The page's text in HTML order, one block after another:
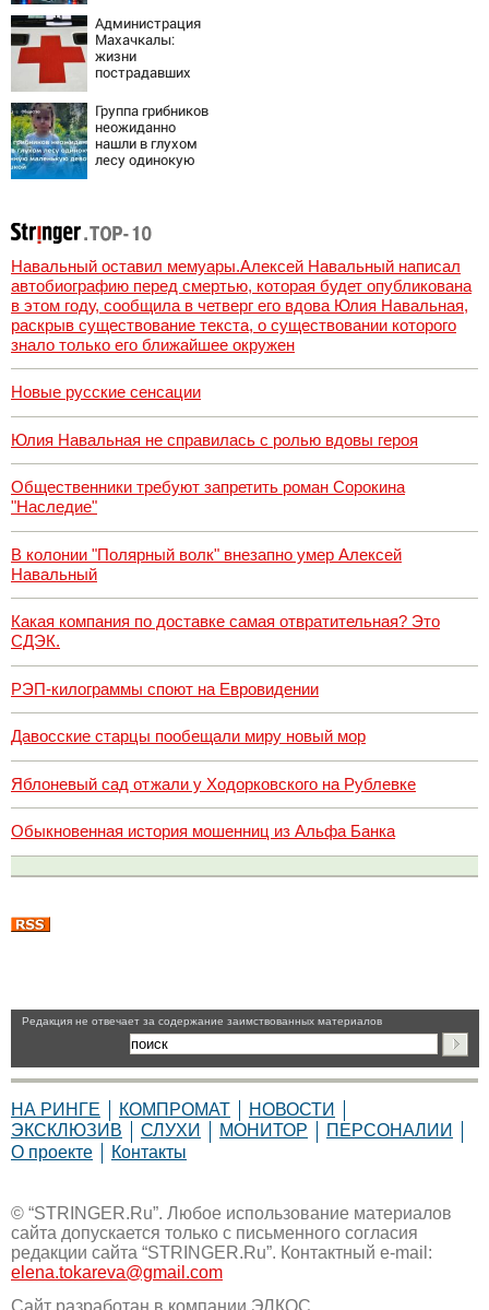
Администрация
Махачкалы:
жизни
пострадавших
лифта ничто не
угрожает
Группа грибников
неожиданно
нашли в глухом
лесу одинокую
игрушкой
Навальный оставил мемуары.Алексей Навальный написал
автобиографию перед смертью, которая будет опубликована
в этом году, сообщила в четверг его вдова Юлия Навальная,
раскрыв существование текста, о существовании которого
знало только его ближайшее окружен
Новые русские сенсации
Юлия Навальная не справилась с ролью вдовы героя
Общественники требуют запретить роман Сорокина
"Наследие"
В колонии "Полярный волк" внезапно умер Алексей
Навальный
Какая компания по доставке самая отвратительная? Это
СДЭК.
РЭП-килограммы споют на Евровидении
Давосские старцы пообещали миру новый мор
Яблоневый сад отжали у Ходорковского на Рублевке
Обыкновенная история мошенниц из Альфа Банка
Pедакция не отвечает за содержание заимствованных материалов
НА РИНГЕ КОМПРОМАТ
НОВОСТИ
ЭКСКЛЮЗИВ
СЛУХИ МОНИТОР
ПЕРСОНАЛИИ
О проекте
Контакты
© “STRINGER.Ru”. Любое использование материалов
сайта допускается только с письменного согласия
редакции сайта “STRINGER.Ru”. Контактный e-mail:
elena.tokareva@gmail.com